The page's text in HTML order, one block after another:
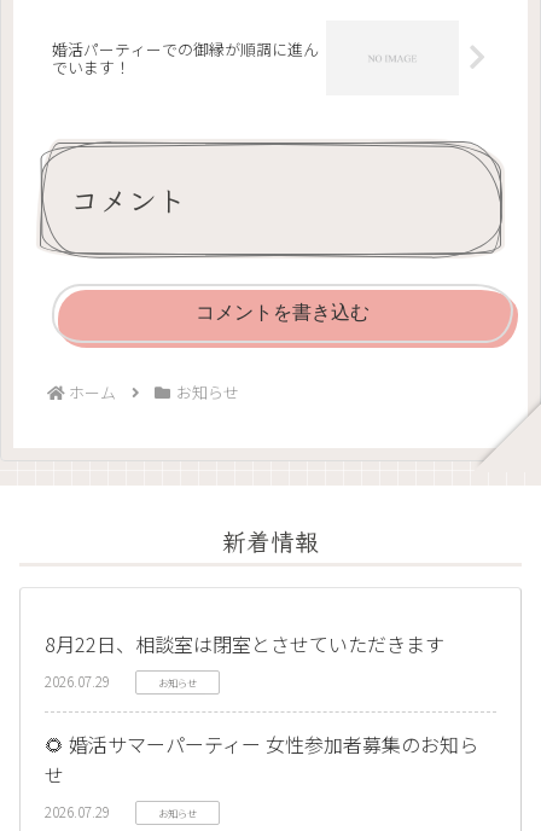
婚活パーティーでの御縁が順調に進ん
でいます！
コメント
コメントを書き込む
ホーム お知らせ
新着情報
8月22日、相談室は閉室とさせていただきます
2026.07.29 お知らせ
🌻 婚活サマーパーティー 女性参加者募集のお知ら
せ
2026.07.29 お知らせ